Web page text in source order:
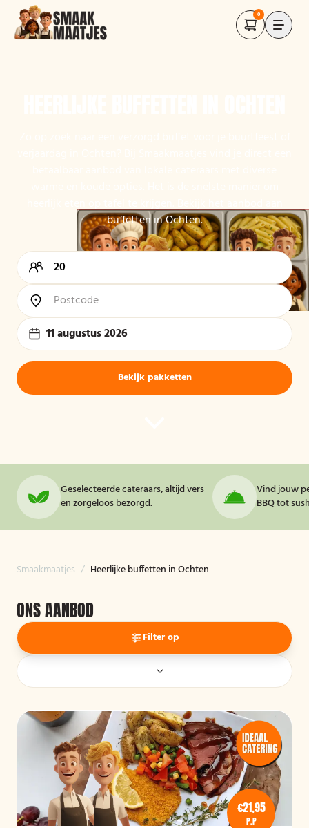
0
buffetten in Ochten.
11 augustus 2026
Bekijk pakketten
Geselecteerde cateraars, altijd vers
en zorgeloos bezorgd.
Vind jouw
BBQ tot
Smaakmaatjes / Heerlijke buffetten in Ochten
ONS AANBOD
Filter op
€21,95
P.P